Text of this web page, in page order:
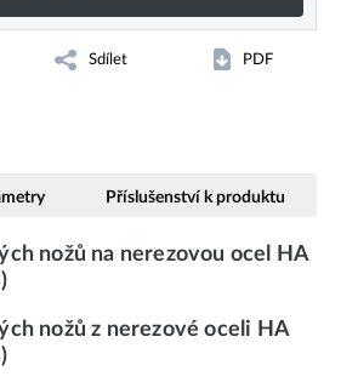
Sdílet PDF
Příslušenství k produktu
nožů na nerezovou ocel HA
nožů z nerezové oceli HA